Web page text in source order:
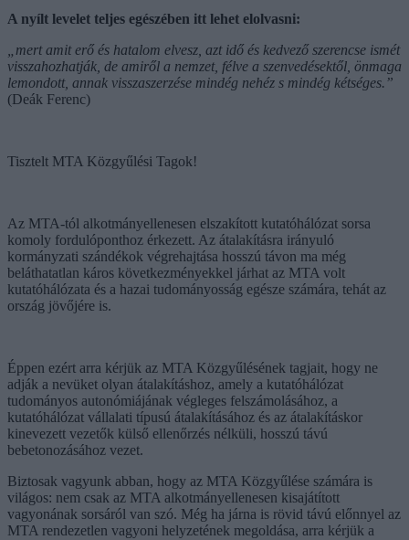
A nyílt levelet teljes egészében itt lehet elolvasni:
„mert amit erő és hatalom elvesz, azt idő és kedvező szerencse ismét
visszahozhatják, de amiről a nemzet, félve a szenvedésektől, önmaga
lemondott, annak visszaszerzése mindég nehéz s mindég kétséges.”
(Deák Ferenc)
Tisztelt MTA Közgyűlési Tagok!
Az MTA-tól alkotmányellenesen elszakított kutatóhálózat sorsa
komoly fordulóponthoz érkezett. Az átalakításra irányuló
kormányzati szándékok végrehajtása hosszú távon ma még
beláthatatlan káros következményekkel járhat az MTA volt
kutatóhálózata és a hazai tudományosság egésze számára, tehát az
ország jövőjére is.
Éppen ezért arra kérjük az MTA Közgyűlésének tagjait, hogy ne
adják a nevüket olyan átalakításhoz, amely a kutatóhálózat
tudományos autonómiájának végleges felszámolásához, a
kutatóhálózat vállalati típusú átalakításához és az átalakításkor
kinevezett vezetők külső ellenőrzés nélküli, hosszú távú
bebetonozásához vezet.
Biztosak vagyunk abban, hogy az MTA Közgyűlése számára is
világos: nem csak az MTA alkotmányellenesen kisajátított
vagyonának sorsáról van szó. Még ha járna is rövid távú előnnyel az
MTA rendezetlen vagyoni helyzetének megoldása, arra kérjük a